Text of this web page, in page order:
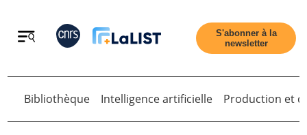
Retour
S'abonner à la
newsletter
Retour
Bibliothèque Intelligence artificielle Production et